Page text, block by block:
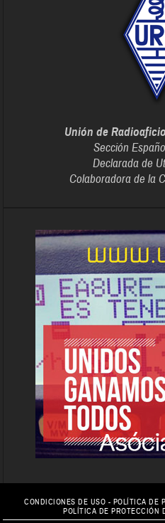
Unión de
Sección
Declarada de
Colaboradora de la
CONDICIONES DE USO - POLÍTICA DE
POLÍTICA DE PROTECCIÓN